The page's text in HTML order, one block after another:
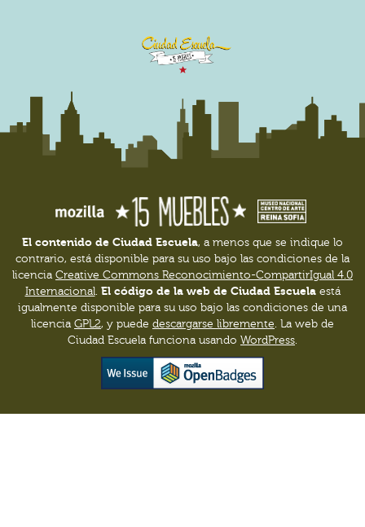
El contenido de Ciudad Escuela, a menos que se indique lo
contrario, está disponible para su uso bajo las condiciones de la
licenciaCreative Commons Reconocimiento-CompartirIgual 4.0
Internacional. El código de la web de Ciudad Escuelaestá
igualmente disponible para su uso bajo las condiciones de una
licenciaGPL2, y puede descargarse libremente. La web de
Ciudad Escuela funciona usando WordPress.